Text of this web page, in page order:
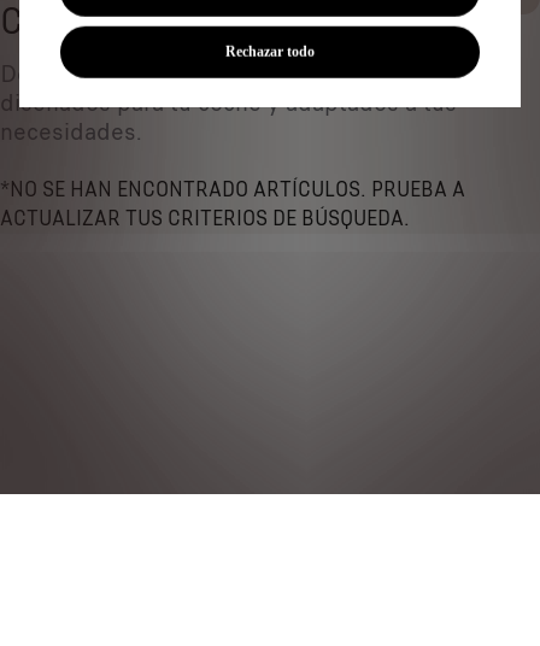
CARROCERÍA
Descubre todos los accesorios originales
diseñados ​​para tu coche y adaptados a tus
necesidades.
*NO SE HAN ENCONTRADO ARTÍCULOS. PRUEBA A
ACTUALIZAR TUS CRITERIOS DE BÚSQUEDA.
Rechazar todo